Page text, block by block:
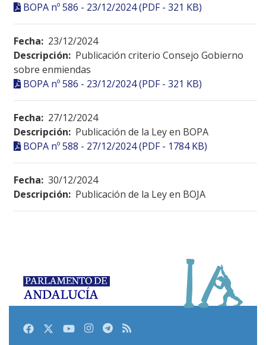
BOPA nº 586 - 23/12/2024 (PDF - 321 KB)
Fecha: 23/12/2024
Descripción: Publicación criterio Consejo Gobierno
sobre enmiendas
BOPA nº 586 - 23/12/2024 (PDF - 321 KB)
Fecha: 27/12/2024
Descripción: Publicación de la Ley en BOPA
BOPA nº 588 - 27/12/2024 (PDF - 1784 KB)
Fecha: 30/12/2024
Descripción: Publicación de la Ley en BOJA
FacebookTwitterYoutubeInstagram
Telegram
RSS